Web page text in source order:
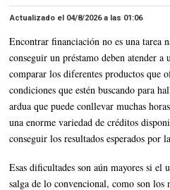
Actualizado el 04/8/2026 a las 01:06
Encontrar financiación no es una tarea
conseguir un préstamo deben atender
comparar los diferentes productos que
condiciones que estén buscando para
ardua que puede conllevar muchas
una enorme variedad de créditos
conseguir los resultados esperados por
Esas dificultades son aún mayores si el
salga de lo convencional, como son